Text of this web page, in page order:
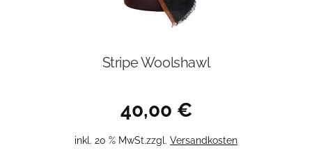
Stripe Woolshawl
40,00 €
inkl. 20 % MwSt.zzgl. Versandkosten